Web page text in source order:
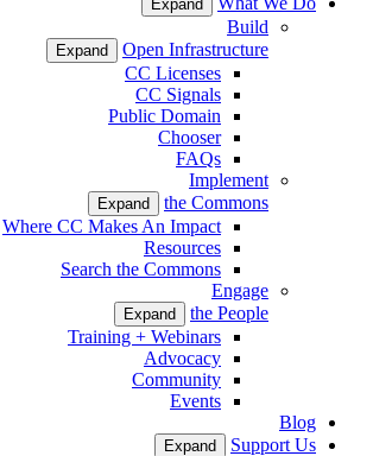
Expand
Build
Open Infrastructure
Expand
CC Licenses
CC Signals
Public Domain
Chooser
FAQs
Implement
the Commons
Expand
Where CC Makes An Impact
Resources
Search the Commons
Engage
the People
Expand
Training + Webinars
Advocacy
Community
Events
Blog
Support Us
Expand